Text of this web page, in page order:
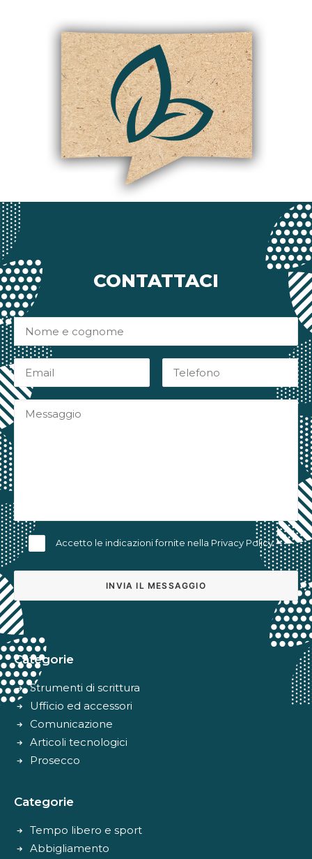
CONTATTACI
Accetto le indicazioni fornite nella Privacy Policy
Categorie
Strumenti di scrittura
Ufficio ed accessori
Comunicazione
Articoli tecnologici
Prosecco
Categorie
Tempo libero e sport
Abbigliamento